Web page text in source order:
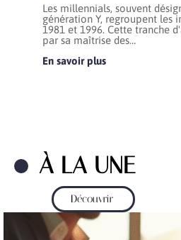
Les millennials, souvent
génération Y, regroupent les
1981 et 1996. Cette tranche
par sa maîtrise des…
En savoir plus
À LA UNE
Découvrir